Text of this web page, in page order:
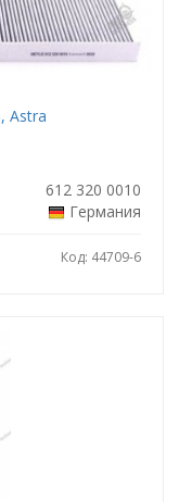
Astra
612 320 0010
Германия
Код: 44709-6